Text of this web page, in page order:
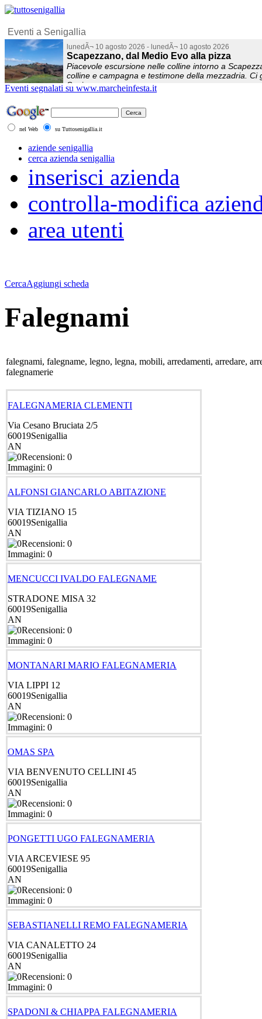
Eventi segnalati su www.marcheinfesta.it
nel Web su Tuttosenigallia.it
aziende senigallia
cerca azienda senigallia
inserisci azienda
controlla-modifica
area utenti
CercaAggiungi scheda
Falegnami
falegnami, falegname, legno, legna, mobili, arredamenti, arredare,
falegnamerie
FALEGNAMERIA CLEMENTI
Via Cesano Bruciata 2/5
60019Senigallia
AN
Recensioni: 0
Immagini: 0
ALFONSI GIANCARLO ABITAZIONE
VIA TIZIANO 15
60019Senigallia
AN
Recensioni: 0
Immagini: 0
MENCUCCI IVALDO FALEGNAME
STRADONE MISA 32
60019Senigallia
AN
Recensioni: 0
Immagini: 0
MONTANARI MARIO FALEGNAMERIA
VIA LIPPI 12
60019Senigallia
AN
Recensioni: 0
Immagini: 0
OMAS SPA
VIA BENVENUTO CELLINI 45
60019Senigallia
AN
Recensioni: 0
Immagini: 0
PONGETTI UGO FALEGNAMERIA
VIA ARCEVIESE 95
60019Senigallia
AN
Recensioni: 0
Immagini: 0
SEBASTIANELLI REMO FALEGNAMERIA
VIA CANALETTO 24
60019Senigallia
AN
Recensioni: 0
Immagini: 0
SPADONI & CHIAPPA FALEGNAMERIA